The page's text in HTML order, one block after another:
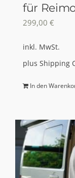
für
299,00 €
inkl. MwSt.
plus Shipping
In den